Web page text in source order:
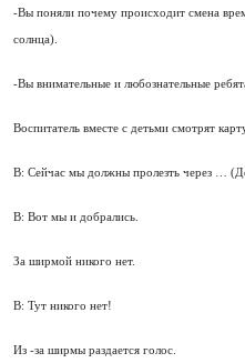
-Вы поняли почему происходит смена
солнца).
-Вы внимательные и любознательные
Воспитатель вместе с детьми смотрят
В: Сейчас мы должны пролезть через …
В: Вот мы и добрались.
За ширмой никого нет.
В: Тут никого нет!
Из -за ширмы раздается голос.